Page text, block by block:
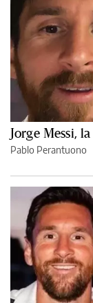
Jorge Messi,
Pablo Perantuono